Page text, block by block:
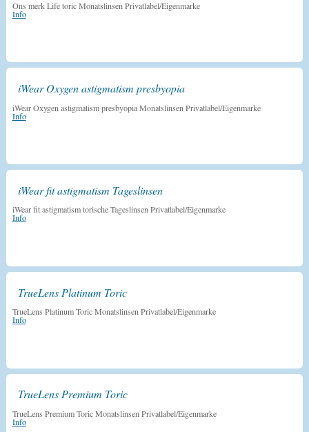
Ons merk Life toric Monatslinsen Privatlabel/Eigenmarke
Info
iWear Oxygen astigmatism presbyopia
iWear Oxygen astigmatism presbyopia Monatslinsen Privatlabel/Eigenmarke
Info
iWear fit astigmatism Tageslinsen
iWear fit astigmatism torische Tageslinsen Privatlabel/Eigenmarke
Info
TrueLens Platinum Toric
TrueLens Platinum Toric Monatslinsen Privatlabel/Eigenmarke
Info
TrueLens Premium Toric
TrueLens Premium Toric Monatslinsen Privatlabel/Eigenmarke
Info